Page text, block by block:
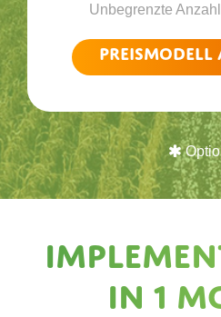
Unbegrenzte
Preismodell
in 1